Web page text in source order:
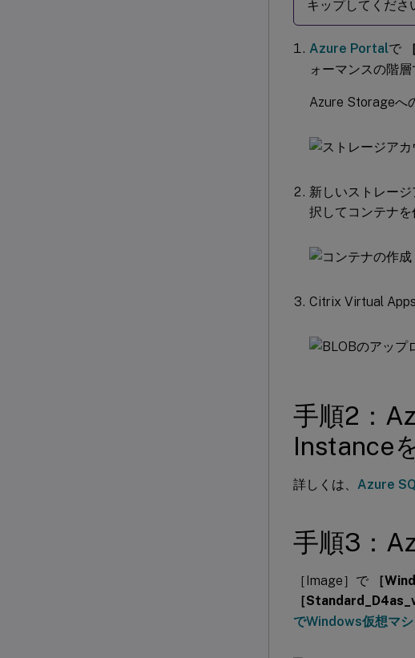
キップしてくださ
Azure Portalで
ォーマンスの階層
Azure Storageへ
新しいストレージ
択してコンテナを
Citrix Virtual
手順2：
Instance
詳しくは、 Azure
手順3：
［Image］で ［
［
でWindows仮想マ